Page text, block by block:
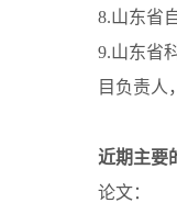
8.山东省
9.山东省
目负责人
近期主要
论文：